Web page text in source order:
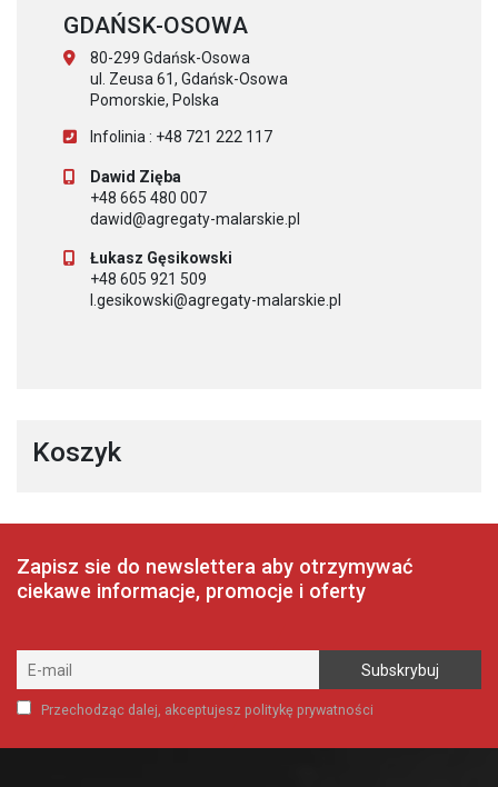
GDAŃSK-OSOWA
80-299 Gdańsk-Osowa
ul. Zeusa 61, Gdańsk-Osowa
Pomorskie, Polska
Infolinia : +48 721 222 117
Dawid Zięba
+48 665 480 007
dawid@agregaty-malarskie.pl
Łukasz Gęsikowski
+48 605 921 509
l.gesikowski@agregaty-malarskie.pl
Koszyk
Zapisz sie do newslettera aby otrzymywać
ciekawe informacje, promocje i oferty
Przechodząc dalej, akceptujesz politykę prywatności